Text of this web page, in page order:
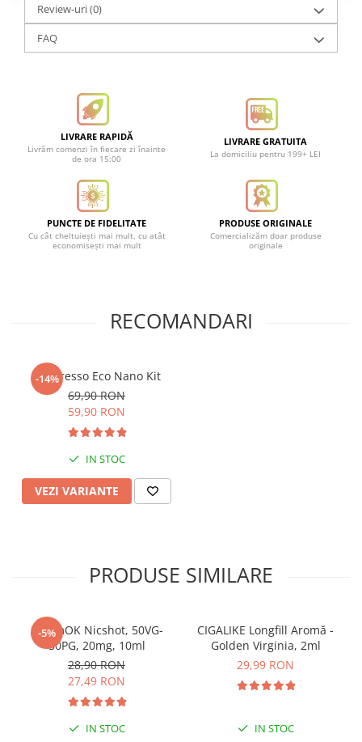
Review-uri(0)
FAQ
LIVRARE RAPIDĂ
Livrăm comenzi în fiecare zi înainte
de ora 15:00
LIVRARE GRATUITA
La domiciliu pentru 199+ LEI
PUNCTE DE FIDELITATE
Cu cât cheltuiești mai mult, cu atât
economisești mai mult
PRODUSE ORIGINALE
Comercializăm doar produse
originale
RECOMANDARI
-14%
Vaporesso Eco Nano Kit
69,90 RON
59,90 RON
IN STOC
VEZI VARIANTE
PRODUSE SIMILARE
-5%
SteamOK Nicshot, 50VG-
50PG, 20mg, 10ml
28,90 RON
27,49 RON
IN STOC
CIGALIKE Longfill Aromă -
Golden Virginia, 2ml
29,99 RON
IN STOC